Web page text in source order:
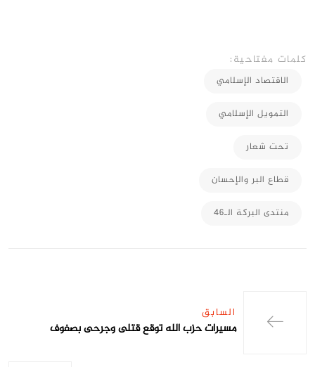
كلمات مفتاحية:
الاقتصاد الإسلامي
التمويل الإسلامي
تحت شعار
قطاع البر والإحسان
منتدى البركة الـ46
السابق
مسيرات حزب الله توقع قتلى وجرحى بصفوف